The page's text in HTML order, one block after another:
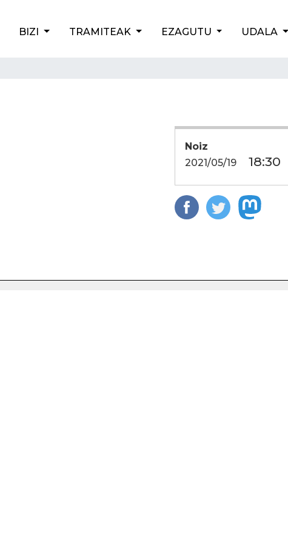
BIZI TRAMITEAK EZAGUTU UDALA
Noiz
2021/05/19
18:30